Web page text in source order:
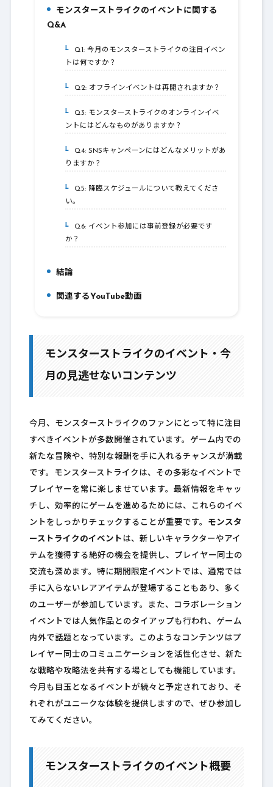
モンスターストライクのイベントに関する
Q&A
5-1.Q1: 今月のモンスターストライクの注目イベン
トは何ですか？
5-2.Q2: オフラインイベントは再開されますか？
5-3.Q3: モンスターストライクのオンラインイベ
ントにはどんなものがありますか？
5-4.Q4: SNSキャンペーンにはどんなメリットがあ
りますか？
5-5.Q5: 降臨スケジュールについて教えてくださ
い。
5-6.Q6: イベント参加には事前登録が必要です
か？
6.結論
関連するYouTube動画
モンスターストライクのイベント・今
月の見逃せないコンテンツ
今月、モンスターストライクのファンにとって特に注目
すべきイベントが多数開催されています。ゲーム内での
新たな冒険や、特別な報酬を手に入れるチャンスが満載
です。モンスターストライクは、その多彩なイベントで
プレイヤーを常に楽しませています。最新情報をキャッ
チし、効率的にゲームを進めるためには、これらのイベ
ントをしっかりチェックすることが重要です。 モンスタ
ーストライクのイベント は、新しいキャラクターやアイ
テムを獲得する絶好の機会を提供し、プレイヤー同士の
交流も深めます。特に期間限定イベントでは、通常では
手に入らないレアアイテムが登場することもあり、多く
のユーザーが参加しています。また、コラボレーション
イベントでは人気作品とのタイアップも行われ、ゲーム
内外で話題となっています。このようなコンテンツはプ
レイヤー同士のコミュニケーションを活性化させ、新た
な戦略や攻略法を共有する場としても機能しています。
今月も目玉となるイベントが続々と予定されており、そ
れぞれがユニークな体験を提供しますので、ぜひ参加し
てみてください。
モンスターストライクのイベント概要